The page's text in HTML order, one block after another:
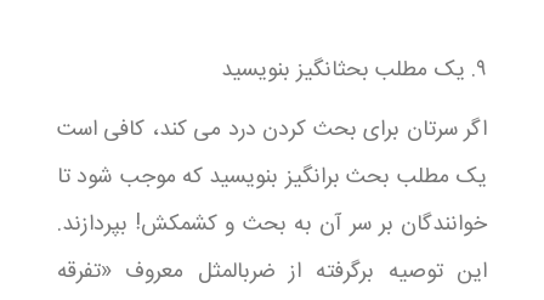
۹. یک مطلب بحثانگیز بنویسید
اگر سرتان برای بحث کردن درد می کند، کافی است
یک مطلب بحث برانگیز بنویسید که موجب شود تا
خوانندگان بر سر آن به بحث و کشمکش! بپردازند.
این توصیه برگرفته از ضربالمثل معروف «تفرقه